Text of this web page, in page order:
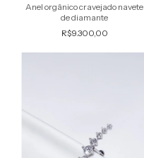
Anel orgânico cravejado navete
de diamante
R$9.300,00